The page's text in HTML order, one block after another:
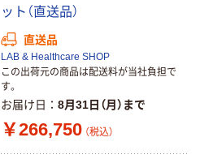
ット（直送品）
直送品
LAB & Healthcare SHOP
この出荷元の商品は配送料が当社負担で
す。
お届け日 8月31日（月）まで
￥266,750 （税込）